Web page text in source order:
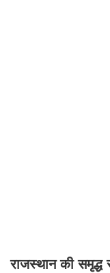
राजस्थान की समृद्ध